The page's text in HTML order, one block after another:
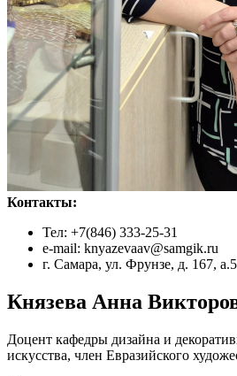
Контакты:
Тел: +7(846) 333-25-31
e-mail: knyazevaav@samgik.ru
г. Самара, ул. Фрунзе, д. 167,
Князева Анна
Доцент кафедры дизайна и
искусства, член Евразийского